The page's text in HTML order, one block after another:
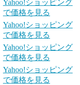
Yahoo!ショッピング
で価格を見る
Yahoo!ショッピング
で価格を見る
Yahoo!ショッピング
で価格を見る
Yahoo!ショッピング
で価格を見る